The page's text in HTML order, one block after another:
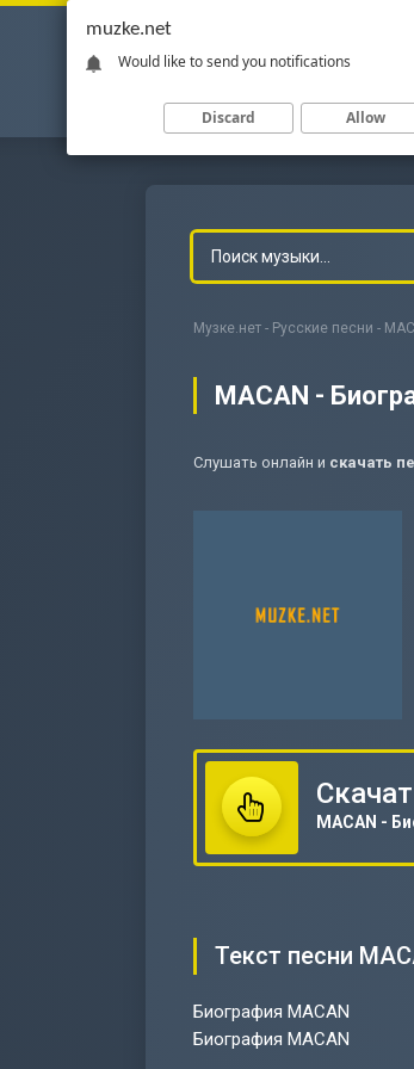
Музке.нет - Русские песни -
MACAN -
Слушать онлайн и скачать
MACAN -
Текст песни
Биография MACAN
Биография MACAN
muzke.net
Would like to send you notifications
Discard Allow